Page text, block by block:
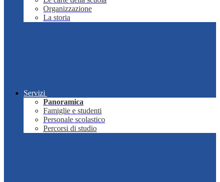
Organizzazione
La storia
Servizi
Panoramica
Famiglie e studenti
Personale scolastico
Percorsi di studio